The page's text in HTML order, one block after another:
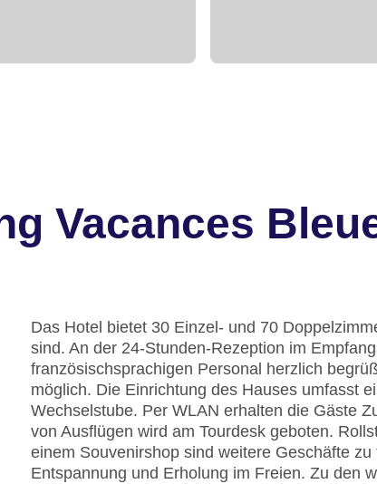
Vacances
Das Hotel bietet 30 Einzel- und 70
sind. An der 24-Stunden-Rezeption im
französischsprachigen Personal herzlich
möglich. Die Einrichtung des Hauses umfasst
Wechselstube. Per WLAN erhalten die Gäste
von Ausflügen wird am Tourdesk geboten.
einem Souvenirshop sind weitere Geschäfte
Entspannung und Erholung im Freien. Zu den